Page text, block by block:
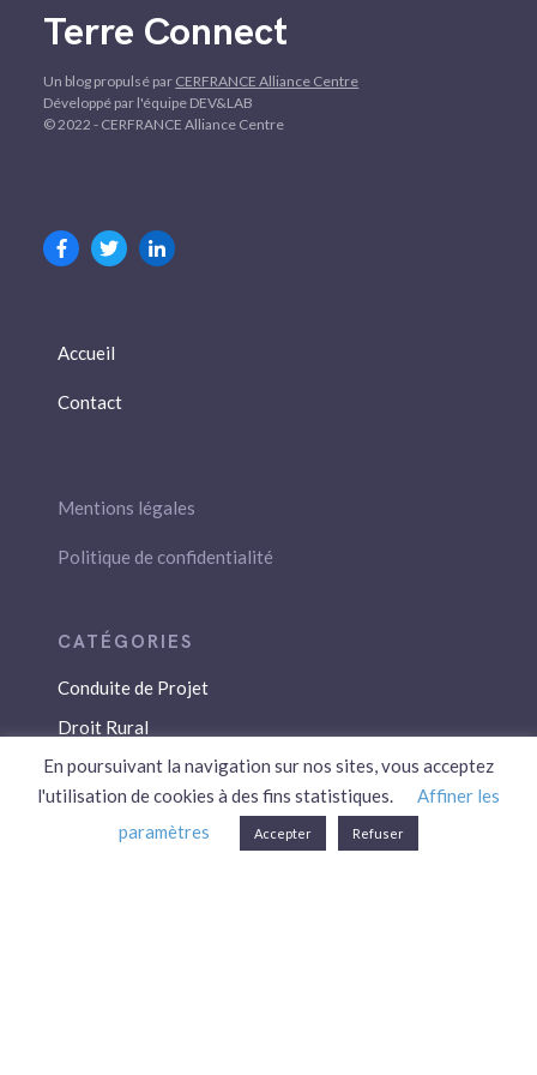
Terre Connect
Un blog propulsé par CERFRANCE Alliance Centre
Développé par l'équipe DEV&LAB
© 2022 - CERFRANCE Alliance Centre
Accueil
Contact
Mentions légales
Politique de confidentialité
Conduite de Projet
Droit Rural
Droit Social
Économie / Gestion
Environnement
En poursuivant la navigation sur nos sites, vous acceptez
l'utilisation de cookies à des fins statistiques.
Affiner les
paramètres
Accepter Refuser